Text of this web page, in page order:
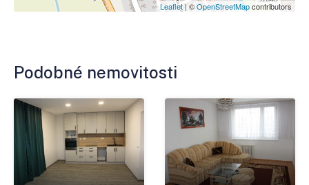
Leaflet| ©OpenStreetMapcontributors
Podobné nemovitosti